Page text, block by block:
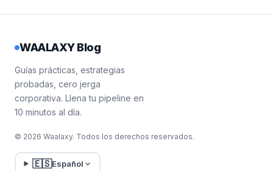
WAALAXY Blog
Guías prácticas, estrategias
probadas, cero jerga
corporativa. Llena tu pipeline en
10 minutos al día.
© 2026 Waalaxy. Todos los derechos reservados.
🇪🇸Español